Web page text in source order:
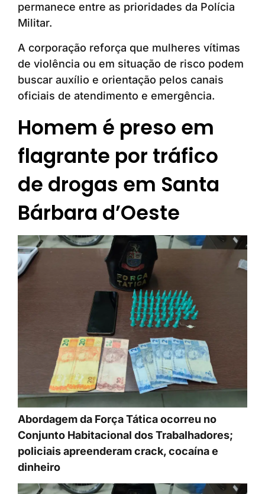
permanece entre as prioridades da Polícia
Militar.
A corporação reforça que mulheres vítimas
de violência ou em situação de risco podem
buscar auxílio e orientação pelos canais
oficiais de atendimento e emergência.
Homem é preso em
flagrante por tráfico
de drogas em Santa
Bárbara d’Oeste
Abordagem da Força Tática ocorreu no
Conjunto Habitacional dos Trabalhadores;
policiais apreenderam crack, cocaína e
dinheiro